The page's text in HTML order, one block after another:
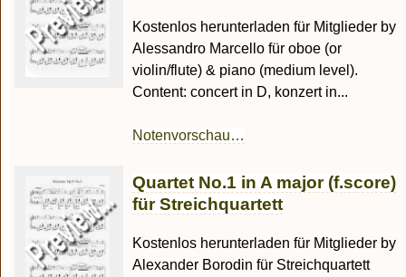
Kostenlos herunterladen für Mitglieder by
Alessandro Marcello für oboe (or
violin/flute) & piano (medium level).
Content: concert in D, konzert in...
Notenvorschau…
Quartet No.1 in A major (f.score)
für Streichquartett
Kostenlos herunterladen für Mitglieder by
Alexander Borodin für Streichquartett